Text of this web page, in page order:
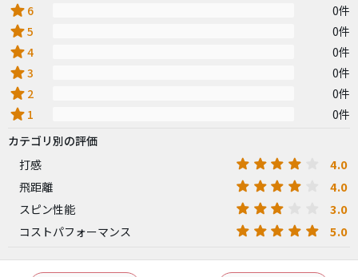
star 6 0件
star5 0件
star4 0件
star3 0件
star 2 0件
star 1
0件
カテゴリ別の評価
打感
4.0
飛距離 4.0
スピン性能 3.0
コストパフォーマンス 5.0